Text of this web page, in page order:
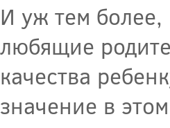
И уж тем более,
любящие
качества
значение в